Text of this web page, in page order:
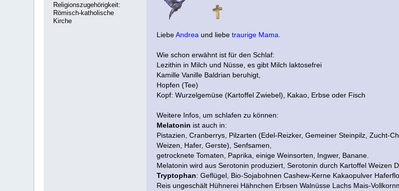
Religionszugehörigkeit:
Römisch-katholische
Kirche
LiebeAndrea und liebetraurige Mama
Wie schon erwähnt ist für den Schlaf:
Lezithin in Milch und Nüsse, es gibt Milch laktosefrei
Kamille Vanille Baldrian beruhigt,
Hopfen (Tee)
Kopf: Wurzelgemüse (Kartoffel Zwiebel), Kakao, Erbse oder Fisch
Weitere Infos, um schlafen zu können:
Melatonin ist auch in:
Pistazien, Cranberrys, Pilzarten (Edel-Reizker, Gemeiner Steinpilz, Zucht-
Weizen, Hafer, Gerste), Senfsamen,
getrocknete Tomaten, Paprika, einige Weinsorten, Ingwer, Banane.
Melatonin wird aus Serotonin produziert, Serotonin durch Kartoffel Weizen
Tryptophan: Geflügel, Bio-Sojabohnen Cashew-Kerne Kakaopulver
Reis ungeschält Hühnerei Hähnchen Erbsen Walnüsse Lachs Mais-